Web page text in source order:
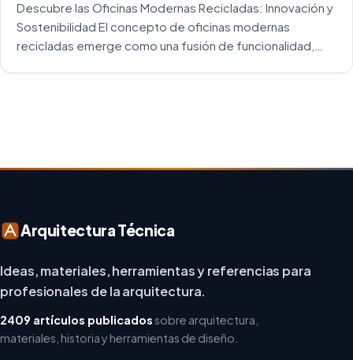
Descubre las Oficinas Modernas Recicladas: Innovación y
Sostenibilidad El concepto de oficinas modernas
recicladas emerge como una fusión de funcionalidad,
Arquitectura Técnica
Ideas, materiales, herramientas y referencias para
profesionales de la arquitectura.
2409 artículos publicadossobre arquitectura,
materiales, historia y herramientas de diseño.